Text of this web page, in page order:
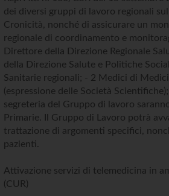
dei diversi gruppi di lavoro regionali
Cronicità, nonché di assicurare un
regionale di coordinamento e
Direttore della Direzione Regionale
della Direzione Salute e Politiche
Sanitarie regionali; - 2 Medici di
(espressione delle Società
segreteria del Gruppo di lavoro
Primarie. Il Gruppo di Lavoro potrà
trattazione di argomenti specifici,
pazienti.
Attivazione servizi di telemedicina in
(CUR)